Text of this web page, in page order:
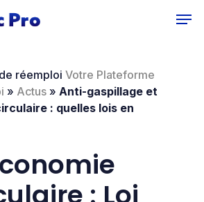
réemploi Votre Plateforme
» Actus » Anti-gaspillage et
: quelles lois en